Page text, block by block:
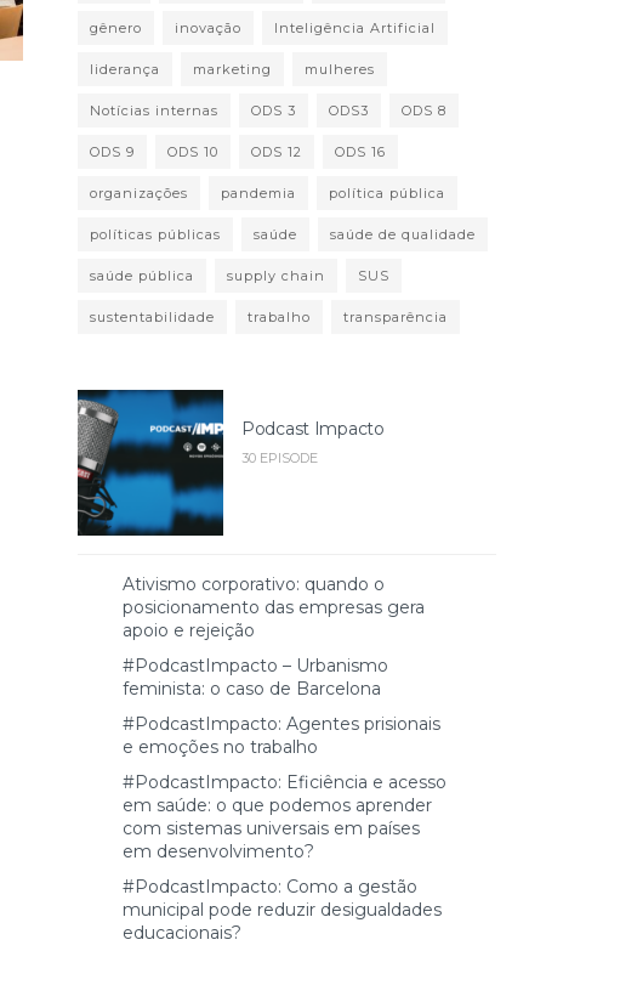
gênero inovação Inteligência Artificial
liderança marketing mulheres
Notícias internas ODS 3 ODS3 ODS 8
ODS 9 ODS 10 ODS 12 ODS 16
organizações pandemia política pública
políticas públicas saúde saúde de qualidade
saúde pública supply chain SUS
sustentabilidade trabalho transparência
Podcast Impacto
30 EPISODE
Ativismo corporativo: quando o
posicionamento das empresas gera
apoio e rejeição
#PodcastImpacto – Urbanismo
feminista: o caso de Barcelona
#PodcastImpacto: Agentes prisionais
e emoções no trabalho
#PodcastImpacto: Eficiência e acesso
em saúde: o que podemos aprender
com sistemas universais em países
em desenvolvimento?
#PodcastImpacto: Como a gestão
municipal pode reduzir desigualdades
educacionais?